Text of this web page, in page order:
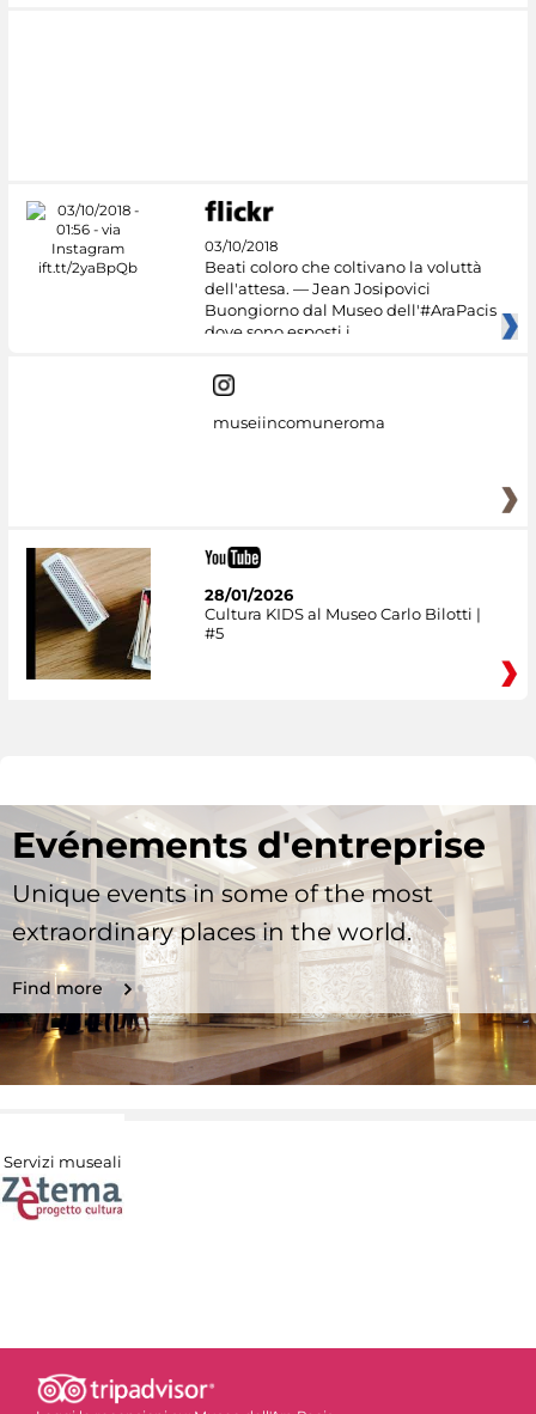
03/10/2018
Beati coloro che coltivano la voluttà
dell'attesa. — Jean Josipovici
Buongiorno dal Museo dell'#AraPacis
dove sono esposti i
museiincomuneroma
28/01/2026
Cultura KIDS al Museo Carlo Bilotti |
#5
Evénements d'entreprise
Unique events in some of the most
extraordinary places in the world.
Find more
Servizi museali